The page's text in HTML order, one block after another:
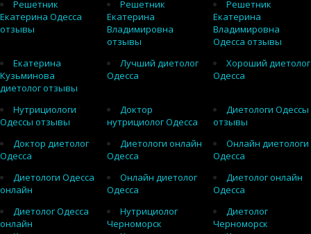
Решетник
Екатерина Одесса
отзывы
Решетник
Екатерина
Владимировна
отзывы
Решетник
Екатерина
Владимировна
Одесса отзывы
Екатерина
Кузьминова
диетолог отзывы
Лучший диетолог
Одесса
Хороший диетолог
Одесса
Нутрициологи
Одессы отзывы
Доктор
нутрициолог Одесса
Диетологи Одессы
отзывы
Доктор диетолог
Одесса
Диетологи онлайн
Одесса
Онлайн диетологи
Одесса
Диетологи Одесса
онлайн
Онлайн диетолог
Одесса
Диетолог онлайн
Одесса
Диетолог Одесса
онлайн
Нутрициолог
Черноморск
Диетолог
Черноморск